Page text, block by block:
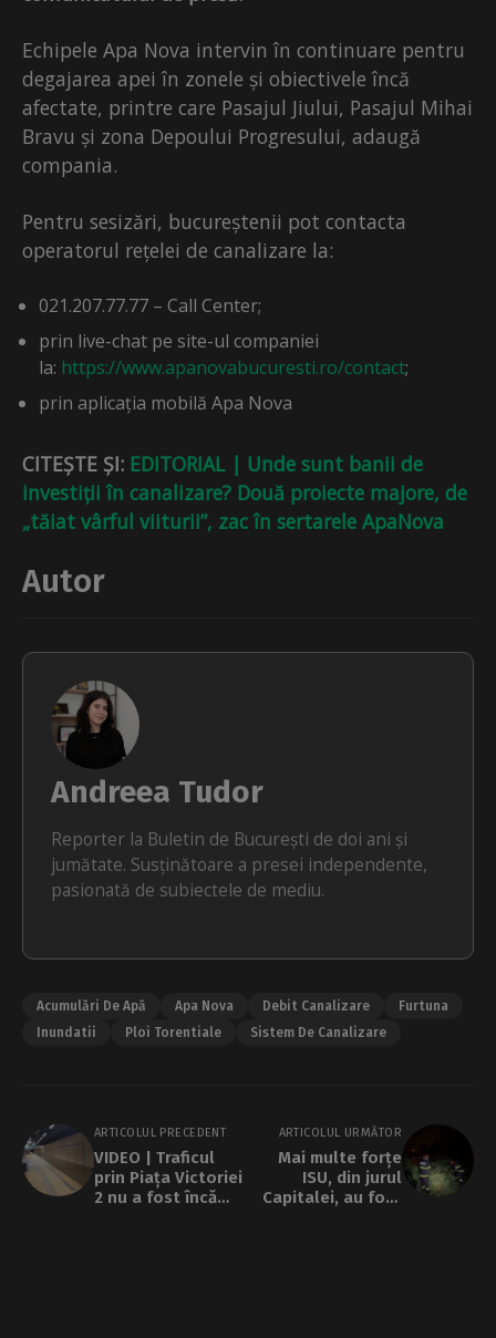
Echipele Apa Nova intervin în continuare pentru
degajarea apei în zonele și obiectivele încă
afectate, printre care Pasajul Jiului, Pasajul Mihai
Bravu și zona Depoului Progresului, adaugă
compania.
Pentru sesizări, bucureștenii pot contacta
operatorul rețelei de canalizare la:
021.207.77.77 – Call Center;
prin live-chat pe site-ul companiei
la: https://www.apanovabucuresti.ro/contact;
prin aplicația mobilă Apa Nova
CITEȘTE ȘI: EDITORIAL | Unde sunt banii de
investiții în canalizare? Două proiecte majore, de
„tăiat vârful viiturii”, zac în sertarele ApaNova
Autor
Andreea Tudor
Reporter la Buletin de București de doi ani și
jumătate. Susținătoare a presei independente,
pasionată de subiectele de mediu.
Acumulări De Apă Apa Nova Debit Canalizare
Furtuna
Inundatii
Ploi Torentiale Sistem De Canalizare
ARTICOLUL PRECEDENT
VIDEO | Traficul
prin Piața Victoriei
2 nu a fost încă
ARTICOLUL URMĂTOR
Mai multe forțe
ISU, din jurul
Capitalei, au fost